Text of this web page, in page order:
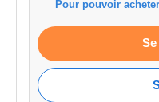
Pour pouvoir